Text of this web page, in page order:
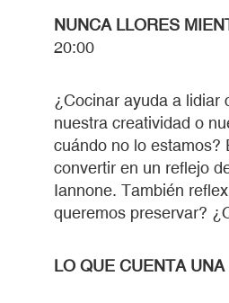
NUNCA LLORES
20:00
¿Cocinar ayuda a lidiar
nuestra creatividad o
cuándo no lo estamos?
convertir en un reflejo
Iannone. También
queremos preservar?
LO QUE CUENTA